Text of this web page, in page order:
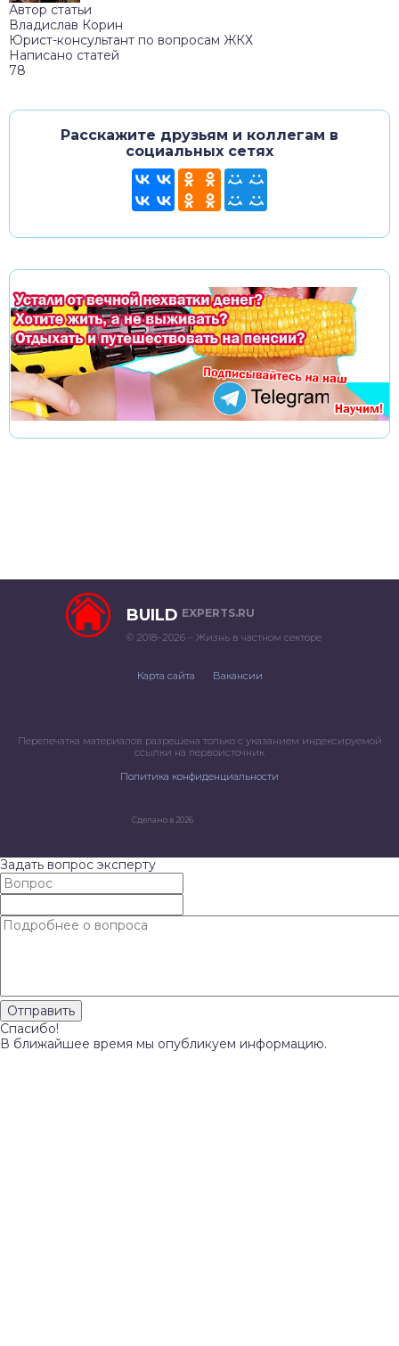
Автор статьи
Владислав Корин
Юрист-консультант по вопросам ЖКХ
Написано статей
78
Расскажите друзьям и коллегам в
социальных сетях
BUILD EXPERTS.RU
© 2018–2026 – Жизнь в частном секторе
Карта сайта Вакансии
Перепечатка материалов разрешена только с указанием индексируемой
ссылки на первоисточник
Политика конфиденциальности
Сделано в 2026
Задать вопрос эксперту
Спасибо!
В ближайшее время мы опубликуем информацию.